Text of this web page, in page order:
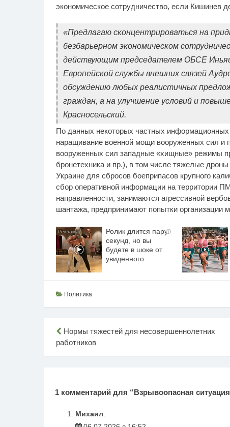
экономическое сотрудничество, если Кишинев
«Предлагаю сконцентрироваться на
безбарьерном экономическом
действующим председателем ОБСЕ
Европейской службы внешних связей
обсуждению любых реалистичных
граждан, а на улучшение условий и
Красносельский.
По данных некоторых частных
наращивание военной мощи вооруженных сил
вооруженных сил западные «хищные» режимы
бронетехника и пр.), в том числе тяжелые
Украине для сбросов боеприпасов крупного
сбор оперативной информации на территории
направленности, занимаются агрессивной
шантажа, предпринимают попытки организации
i
Ролик длится пару
секунд, но вы
будете в шоке от
увиденного
Политика
Навигация
по
Нормы тяжестей для несовершеннолетних
работников
1 комментарий для “Взрывоопасная
Михаил: